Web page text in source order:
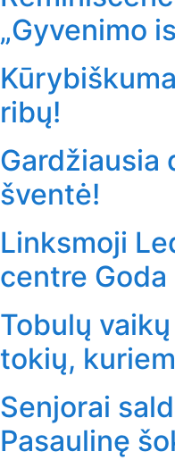
„Gyvenimo
ribų!
Gardžiausia
šventė!
Linksmoji
centre Goda
Tobulų
tokių,
Senjorai
Pasaulinę